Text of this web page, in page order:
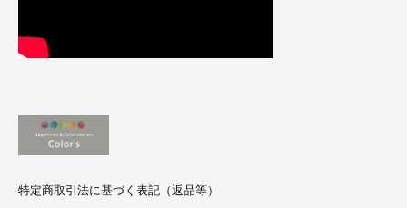
特定商取引法に基づく表記（返品等）